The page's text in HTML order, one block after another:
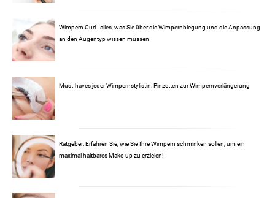
Wimpern Curl - alles, was Sie über die Wimpernbiegung und die Anpassung
an den Augentyp wissen müssen
Must-haves jeder Wimpernstylistin: Pinzetten zur Wimpernverlängerung
Ratgeber: Erfahren Sie, wie Sie Ihre Wimpern schminken sollen, um ein
maximal haltbares Make-up zu erzielen!